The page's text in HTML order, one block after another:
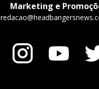
Marketing e